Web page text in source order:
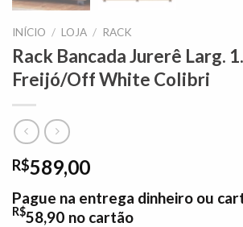
INÍCIO / LOJA / RACK
Rack Bancada Jurerê Larg.
Freijó/Off White Colibri
R$589,00
Pague na entrega dinheiro ou
R$58,90 no cartão